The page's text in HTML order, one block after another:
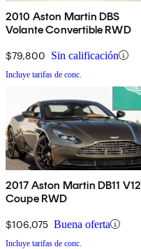
2010 Aston Martin DBS
Volante Convertible RWD
$79,800 Sin calificación
Incluye tarifas de conc.
2017 Aston Martin DB11 V12
Coupe RWD
$106,075 Buena oferta
Incluye tarifas de conc.